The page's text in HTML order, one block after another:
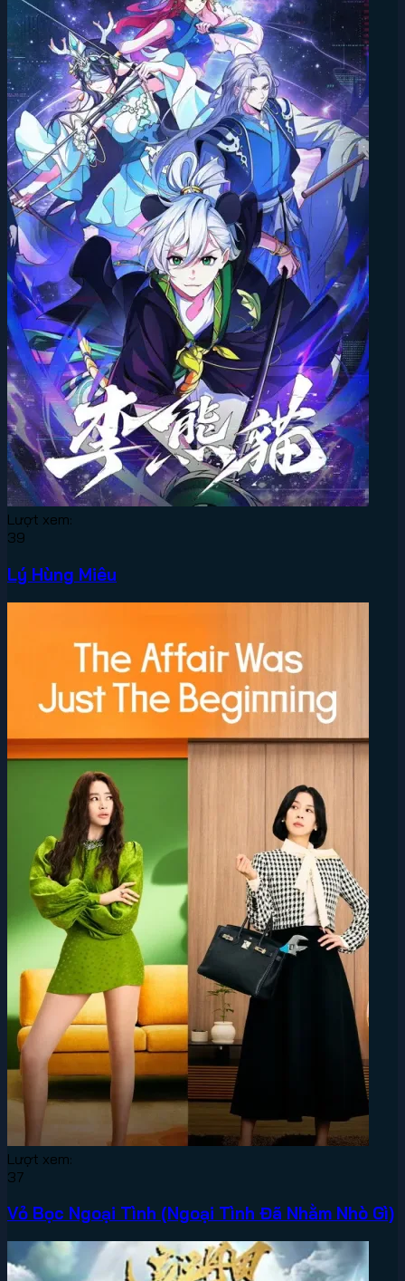
Lượt xem:
39
Lý Hùng Miêu
Lượt xem:
37
Vỏ Bọc Ngoại Tình (Ngoại Tình Đã Nhằm Nhò Gì)